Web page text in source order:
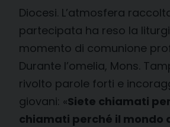
Diocesi. L’atmosfera
partecipata ha reso la
momento di comunione
Durante l’omelia, Mons.
rivolto parole forti e
giovani: «Siete chiamati
chiamati perché il mondo